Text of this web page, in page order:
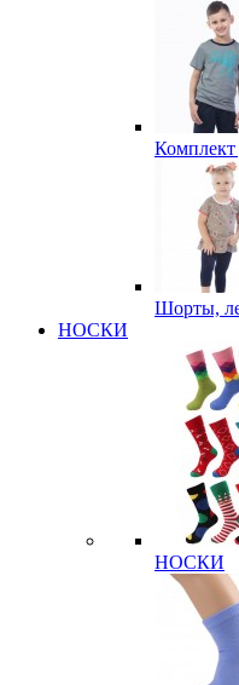
Комплект
Шорты,
НОСКИ
НОСКИ